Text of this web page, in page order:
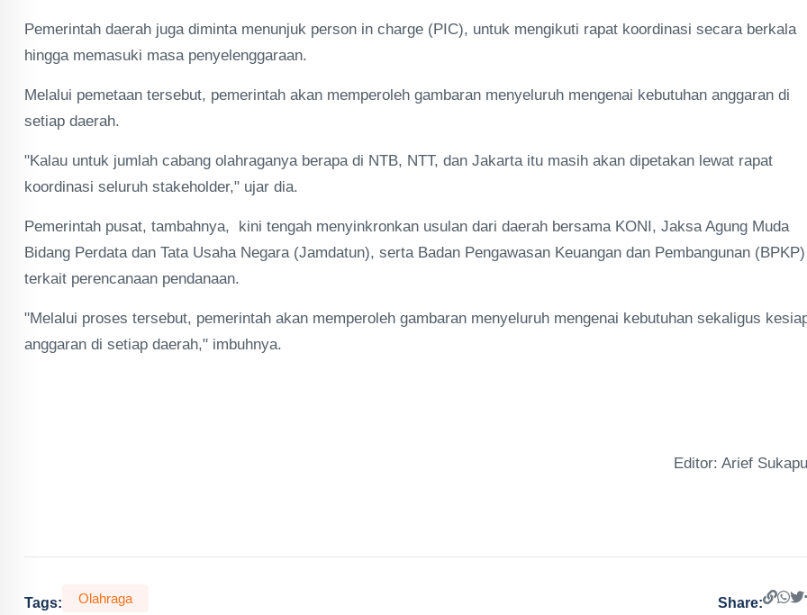
Pemerintah daerah juga diminta menunjuk person in charge (PIC), untuk mengikuti rapat koordinasi secara berkala
hingga memasuki masa penyelenggaraan.
Melalui pemetaan tersebut, pemerintah akan memperoleh gambaran menyeluruh mengenai kebutuhan anggaran di
setiap daerah.
"Kalau untuk jumlah cabang olahraganya berapa di NTB, NTT, dan Jakarta itu masih akan dipetakan lewat rapat
koordinasi seluruh stakeholder," ujar dia.
Pemerintah pusat, tambahnya, kini tengah menyinkronkan usulan dari daerah bersama KONI, Jaksa Agung Muda
Bidang Perdata dan Tata Usaha Negara (Jamdatun), serta Badan Pengawasan Keuangan dan Pembangunan (BPKP)
terkait perencanaan pendanaan.
"Melalui proses tersebut, pemerintah akan memperoleh gambaran menyeluruh mengenai kebutuhan sekaligus
anggaran di setiap daerah," imbuhnya.
Editor: Arief
Tags: Olahraga Share: